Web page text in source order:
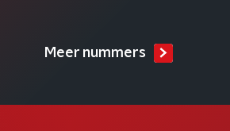
Meer nummers